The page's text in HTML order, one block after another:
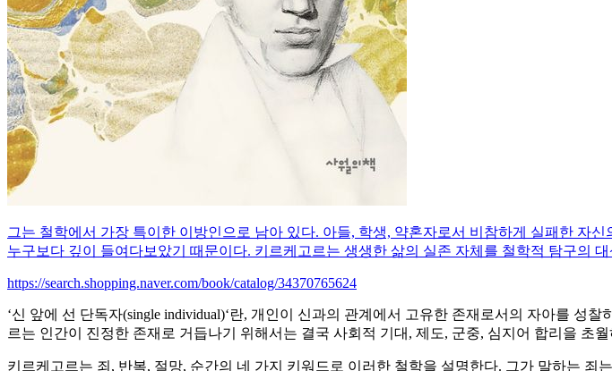
그는 철학에서 가장 특이한 이방인으로 남아 있다. 아들, 학생, 약혼자로서 비참하게 실패한 자
누구보다 깊이 들여다보았기 때문이다. 키르케고르는 생생한 삶의 실존 자체를 철학적 탐구의
https://search.shopping.naver.com/book/catalog/34370765624
‘신 앞에 선 단독자(single individual)‘란, 개인이 신과의 관계에서 고유한 존재로서의 자아를 성
르는 인간이 진정한 존재로 거듭나기 위해서는 결국 사회적 기대, 제도, 군중, 심지어 합리을 초
키르케고르는 죄, 반복, 절망, 순간의 네 가지 키워드로 이러한 철학을 설명한다. 그가 말하는